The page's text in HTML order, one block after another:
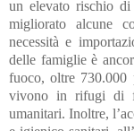
un elevato rischio di
migliorato alcune
necessità e
delle famiglie è
fuoco, oltre 730.000
vivono in rifugi di
umanitari. Inoltre,